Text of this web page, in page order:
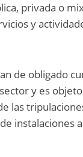
privada o
y
de obligado
y es
las
instalaciones